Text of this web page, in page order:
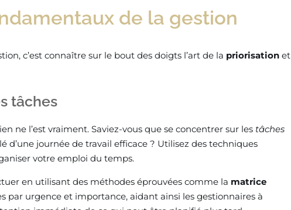
de la gestion
c’est connaître sur le bout des doigts l’art de la priorisation et
tâches
ne l’est vraiment. Saviez-vous que se concentrer sur les tâches
d’une journée de travail efficace ? Utilisez des techniques
votre emploi du temps.
en utilisant des méthodes éprouvées comme la matrice
par urgence et importance, aidant ainsi les gestionnaires à